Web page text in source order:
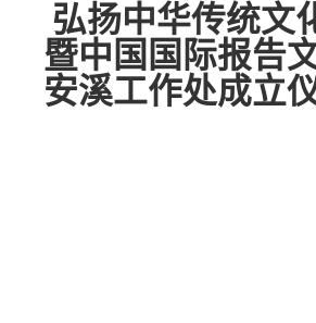
弘扬中华传统文
暨中国国际报告
安溪工作处成立